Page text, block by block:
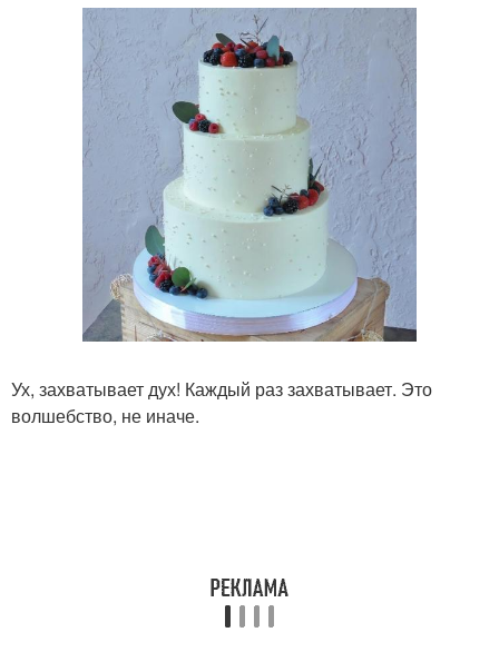
Ух, захватывает дух! Каждый раз захватывает. Это
волшебство, не иначе.